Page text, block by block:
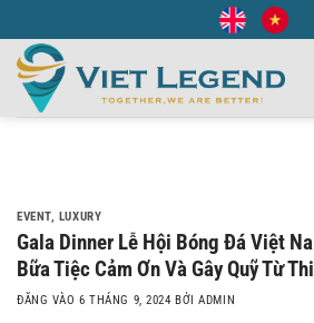
qua
nội
dung
EVENT, LUXURY
Gala Dinner Lễ Hội Bóng Đá Việt
Bữa Tiệc Cảm Ơn Và Gây Quỹ Từ
ĐĂNG VÀO6 THÁNG 9, 2024 BỞIADMIN